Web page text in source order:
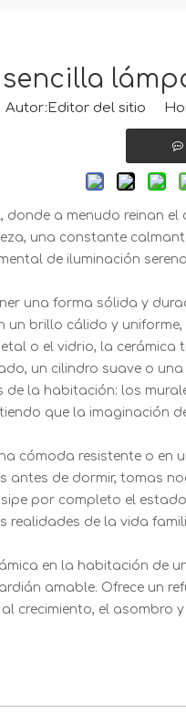
sencilla
del sitio
a menudo reinan
una constante
de iluminación
una forma sólida y
un brillo cálido y
o el vidrio, la
un cilindro suave o
de la habitación: los
que la imaginación
cómoda resistente o
de dormir, tomas
por completo el
realidades de la vida
en la habitación de
amable. Ofrece un
crecimiento, el